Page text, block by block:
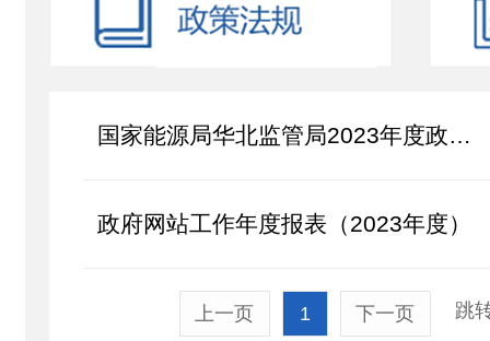
国家能源局华北监管局2023年度政府信息公开工作年度报告
政府网站工作年度报表（2023年度）
上一页 1 下一页 跳